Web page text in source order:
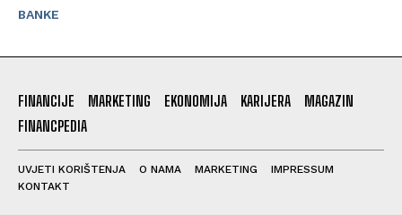
BANKE
FINANCIJE MARKETING EKONOMIJA KARIJERA
MAGAZIN
FINANCPEDIA
UVJETI KORIŠTENJA O NAMA MARKETING
IMPRESSUM
KONTAKT